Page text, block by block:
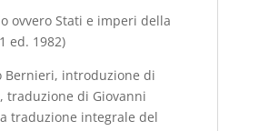
ovvero Stati e imperi della
ed. 1982)
Bernieri, introduzione di
traduzione di Giovanni
traduzione integrale del